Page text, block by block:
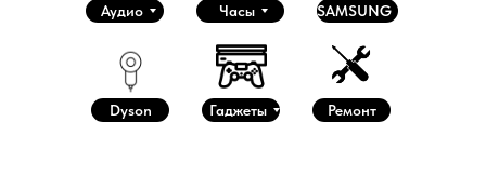
Аудио Часы
Dyson Гаджеты
SAMSUNG
Ремонт